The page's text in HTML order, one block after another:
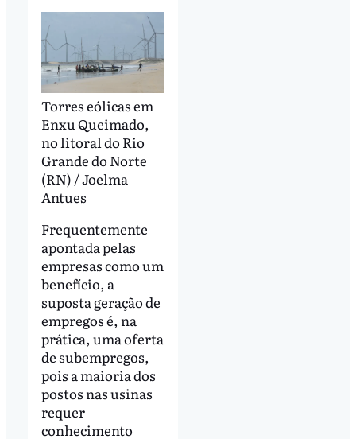
Torres eólicas em
Enxu Queimado,
no litoral do Rio
Grande do Norte
(RN) / Joelma
Antues
Frequentemente
apontada pelas
empresas como um
benefício, a
suposta geração de
empregos é, na
prática, uma oferta
de subempregos,
pois a maioria dos
postos nas usinas
requer
conhecimento